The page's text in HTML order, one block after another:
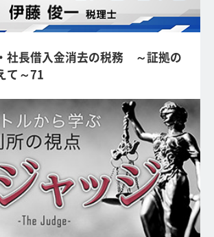
社長借入金消去の税務 ～証拠の
て～71